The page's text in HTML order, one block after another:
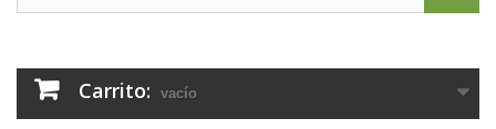
Carrito: vacío